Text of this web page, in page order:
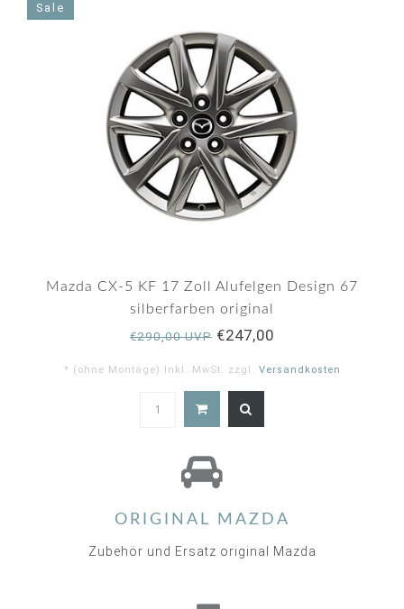
Sale
Mazda CX-5 KF 17 Zoll Alufelgen Design 67
silberfarben original
€290,00 UVP €247,00
* (ohne Montage) Inkl. MwSt. zzgl. Versandkosten
ORIGINAL MAZDA
Zubehör und Ersatz original Mazda